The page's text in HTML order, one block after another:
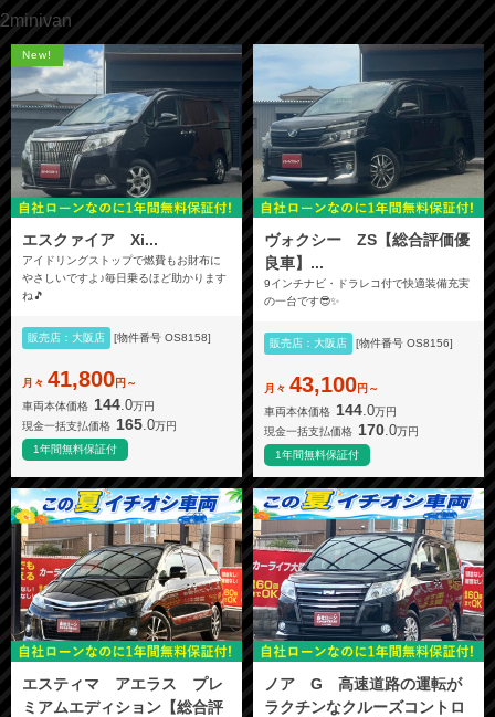
2minivan
New!
エスクァイア Xi...
アイドリングストップで燃費もお財布に
やさしいですよ♪毎日乗るほど助かります
ね🎵
販売店：大阪店 [物件番号 OS8158]
月々 41,800円～
車両本体価格 144 .0万円
現金一括支払価格 165.0万円
1年間無料保証付
ヴォクシー ZS【総合評価優
良車】...
9インチナビ・ドラレコ付で快適装備充実
の一台です😎✨
販売店：大阪店 [物件番号 OS8156]
月々 43,100円～
車両本体価格 144 .0万円
現金一括支払価格 170.0万円
1年間無料保証付
エスティマ アエラス プレ
ミアムエディション【総合評
ノア G 高速道路の運転が
ラクチンなクルーズコントロ